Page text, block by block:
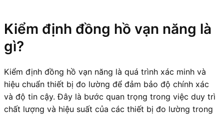
Kiểm định đồng hồ vạn năng là
gì?
Kiểm định đồng hồ vạn năng là quá trình xác minh và
hiệu chuẩn thiết bị đo lường để đảm bảo độ chính xác
và độ tin cậy. Đây là bước quan trọng trong việc duy trì
chất lượng và hiệu suất của các thiết bị đo lường trong